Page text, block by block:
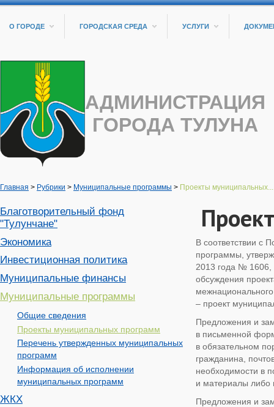
О ГОРОДЕ ГОРОДСКАЯ СРЕДА УСЛУГИ
АДМИНИСТРАЦИЯ
ГОРОДА ТУЛУНА
Главная > Рубрики > Муниципальные программы > Проекты муниципальных...
Благотворительный фонд
"Тулунчане"
Экономика
Инвестиционная политика
Муниципальные финансы
Муниципальные программы
Общие сведения
Проекты муниципальных программ
Перечень утвержденных муниципальных
программ
Информация об исполнении
муниципальных программ
ЖКХ
В соответствии с
программы,
2013 года № 1606,
обсуждения
– проект
Предложения и
в письменной
в обязательном
гражданина,
необходимости в
и материалы либо
Предложения и